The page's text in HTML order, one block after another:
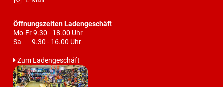
Öffnungszeiten Ladengeschäft
Mo-Fr 9.30 - 18.00 Uhr
Sa 9.30 - 16.00 Uhr
Zum Ladengeschäft